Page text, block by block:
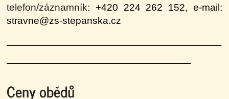
telefon/záznamník: +420 224 262 152, e-mail :
stravne@zs-stepanska.cz
------------------------------------------------------------------------------------
------------------------------------------------------------------------
Ceny obědů